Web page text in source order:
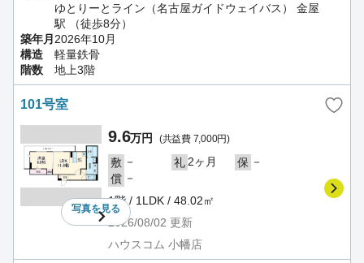
ゆとりーとライン（名古屋ガイドウェイバス） 金屋
駅 （徒歩8分）
築年月 2026年10月
構造
軽量鉄骨
階数
地上3階
101号室
写真を見る
9.6万円 (共益費 7,000円)
敷 － 礼 2ヶ月 保 －
償 －
1階 / 1LDK / 48.02㎡
2026/08/02 更新
ハウスコム 小幡店